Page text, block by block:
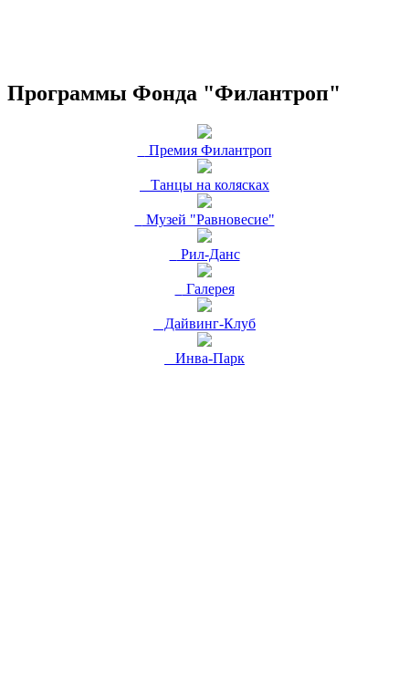
Программы Фонда "Филантроп"
Премия Филантроп
Танцы на колясках
Музей "Равновесие"
Рил-Данс
Галерея
Дайвинг-Клуб
Инва-Парк